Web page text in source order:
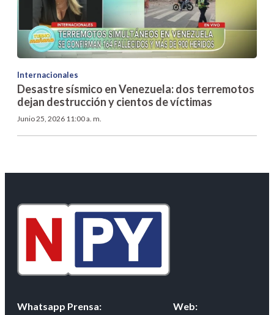
Internacionales
Desastre sísmico en Venezuela: dos terremotos
dejan destrucción y cientos de víctimas
Junio 25, 2026 11:00 a. m.
Whatsapp Prensa:
Web: